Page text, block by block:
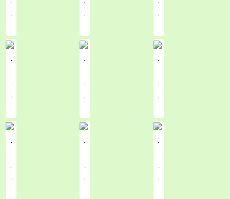
. . .
.
.
.
.
.
.
.
.
.
.
.
.